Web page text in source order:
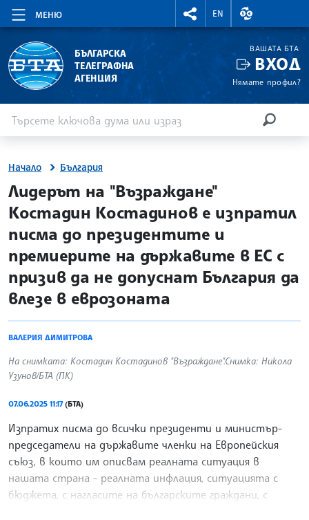
МЕНЮ
RIGHTMENU.SOCIAL
EN
ВАЛУТНИ
БЪЛГАРСКА
ТЕЛЕГРАФНА
АГЕНЦИЯ
ВАШАТА БТА
ВХОД
Нямате профил?
Начало България
site.bta
Лидерът на "Възраждане"
Костадин Костадинов е изпратил
писма до президентите и
премиерите на държавите в ЕС с
призив да не допуснат България да
влезе в еврозоната
ВАЛЕРИЯ ДИМИТРОВА
На снимката: Костадин Костадинов "Възраждане".Снимка: Никола
Узунов/БТА (ПК)
07.06.2025 11:17(БТА)
Изпратих писма до всички президенти и министър-
председатели на държавите членки на Европейския
съюз, в които им описвам реалната ситуация в
нашата страна - реалната инфлация, ситуацията с
бюджета, с нагласите на българските граждани, с